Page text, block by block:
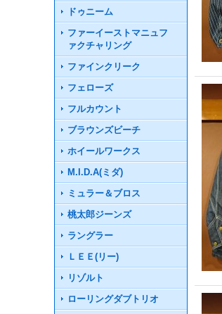
ドゥニーム
ファーイーストマニュフ
ァクチャリング
ファインクリーク
フェローズ
フルカウント
ブラウンズビーチ
ホイールワークス
M.I.D.A(ミダ)
ミュラー＆ブロス
桃太郎ジーンズ
ラングラー
ＬＥＥ(リー)
リゾルト
ローリングダブトリオ